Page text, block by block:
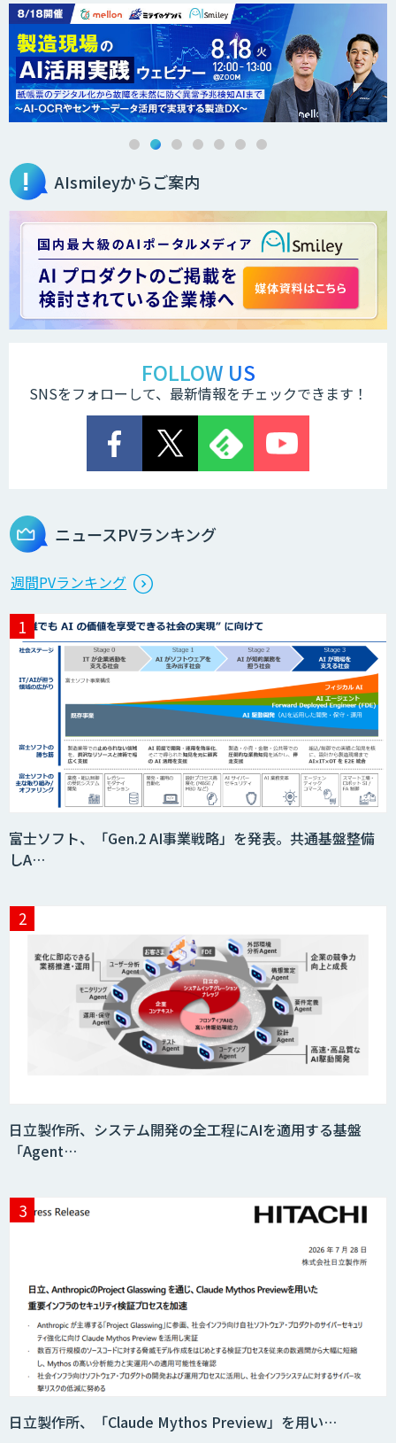
AIsmileyからご案内
FOLLOW US
SNSをフォローして、最新情報をチェックできます！
ニュースPVランキング
週間PVランキング
富士ソフト、「Gen.2 AI事業戦略」を発表。共通基盤整備
しA…
日立製作所、システム開発の全工程にAIを適用する基盤
「Agent…
日立製作所、「Claude Mythos Preview」を用い…